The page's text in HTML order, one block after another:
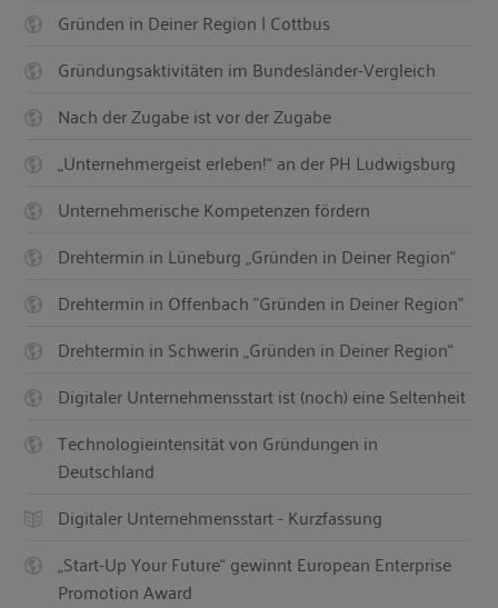
Gründen in Deiner Region | Cottbus
Gründungsaktivitäten im Bundesländer-Vergleich
Nach der Zugabe ist vor der Zugabe
„Unternehmergeist erleben!“ an der PH Ludwigsburg
Unternehmerische Kompetenzen fördern
Drehtermin in Lüneburg „Gründen in Deiner Region“
Drehtermin in Offenbach "Gründen in Deiner Region"
Drehtermin in Schwerin „Gründen in Deiner Region“
Digitaler Unternehmensstart ist (noch) eine Seltenheit
Technologieintensität von Gründungen in
Deutschland
Digitaler Unternehmensstart - Kurzfassung
„Start-Up Your Future“ gewinnt European Enterprise
Promotion Award